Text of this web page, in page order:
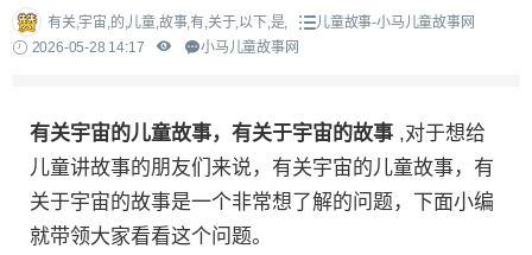
有关,宇宙,的,儿童,故事,有,关于,以下,是,
儿童故事-小马儿童故事网
2026-05-28 14:17
小马儿童故事网
有关宇宙的儿童故事，有关于宇宙的故事 ,对于想给
儿童讲故事的朋友们来说，有关宇宙的儿童故事，有
关于宇宙的故事是一个非常想了解的问题，下面小编
就带领大家看看这个问题。